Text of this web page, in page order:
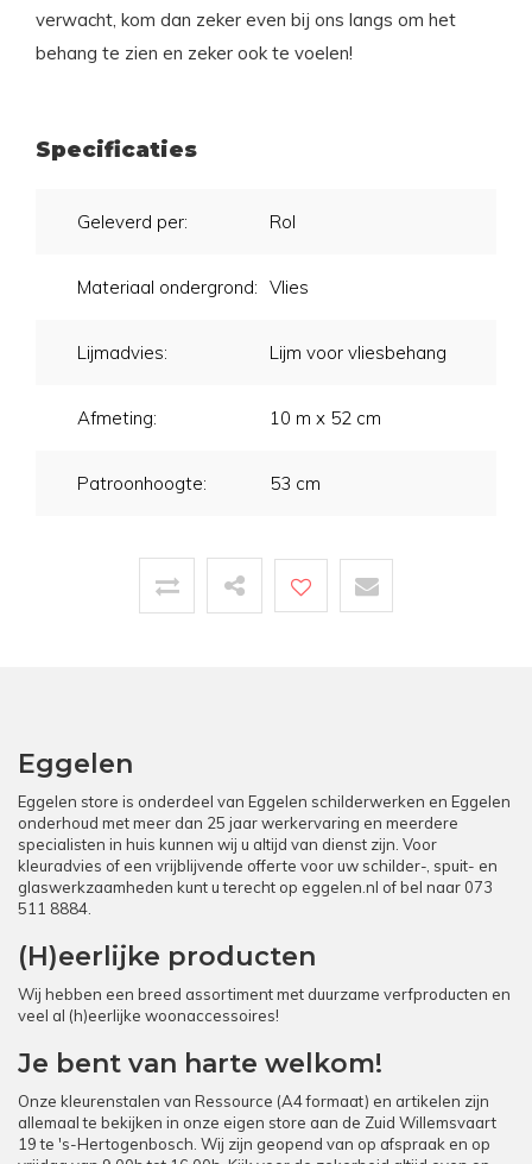
verwacht, kom dan zeker even bij ons langs om het
behang te zien en zeker ook te voelen!
Specificaties
Geleverd per: Rol
Materiaal ondergrond: Vlies
Lijmadvies: Lijm voor vliesbehang
Afmeting: 10 m x 52 cm
Patroonhoogte: 53 cm
Eggelen
Eggelen store is onderdeel van Eggelen schilderwerken en Eggelen
onderhoud met meer dan 25 jaar werkervaring en meerdere
specialisten in huis kunnen wij u altijd van dienst zijn. Voor
kleuradvies of een vrijblijvende offerte voor uw schilder-, spuit- en
glaswerkzaamheden kunt u terecht op eggelen.nl of bel naar 073
511 8884.
(H)eerlijke producten
Wij hebben een breed assortiment met duurzame verfproducten en
veel al (h)eerlijke woonaccessoires!
Je bent van harte welkom!
Onze kleurenstalen van Ressource (A4 formaat) en artikelen zijn
allemaal te bekijken in onze eigen store aan de Zuid Willemsvaart
19 te 's-Hertogenbosch. Wij zijn geopend van op afspraak en op